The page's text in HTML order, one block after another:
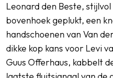
Leonard den Beste,
bovenhoek geplukt, een
handschoenen van Van
dikke kop kans voor Levi
Guus Offerhaus, kabbelt